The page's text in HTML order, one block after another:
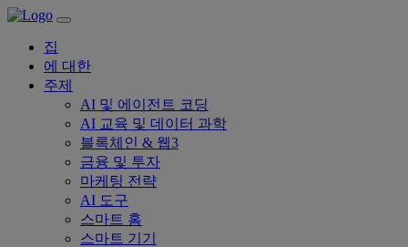
집
에 대한
주제
AI 및 에이전트 코딩
AI 교육 및 데이터 과학
블록체인 & 웹3
금융 및 투자
마케팅 전략
AI 도구
스마트 홈
스마트 기기